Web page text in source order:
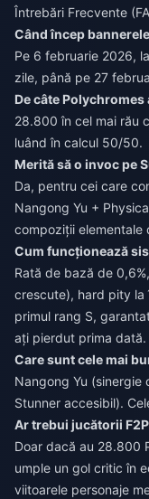
Întrebări Frecvente
Când încep
Pe 6 februarie 2026,
zile, până pe 27
De câte
28.800 în cel mai rău
luând în calcul 50/50.
Merită să o invoc pe
Da, pentru cei care
Nangong Yu +
compoziții elementale
Cum funcționează
Rată de bază de
crescute), hard pity
primul rang S,
ați pierdut prima dată.
Care sunt cele mai
Nangong Yu (sinergie
Stunner accesibil).
Ar trebui jucătorii
Doar dacă au 28.800
umple un gol critic în
viitoarele personaje